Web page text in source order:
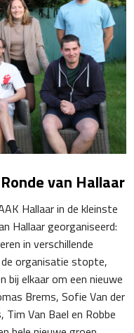
van Hallaar
Hallaar in de kleinste
Hallaar georganiseerd:
in verschillende
organisatie stopte,
bij elkaar om een nieuwe
Brems, Sofie Van der
Tim Van Bael en Robbe